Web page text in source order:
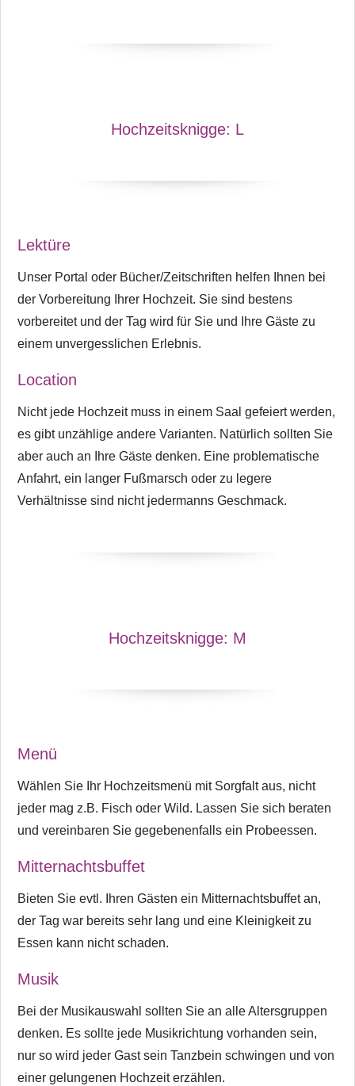
Hochzeitsknigge: L
Lektüre
Unser Portal oder Bücher/Zeitschriften helfen Ihnen bei
der Vorbereitung Ihrer Hochzeit. Sie sind bestens
vorbereitet und der Tag wird für Sie und Ihre Gäste zu
einem unvergesslichen Erlebnis.
Location
Nicht jede Hochzeit muss in einem Saal gefeiert werden,
es gibt unzählige andere Varianten. Natürlich sollten Sie
aber auch an Ihre Gäste denken. Eine problematische
Anfahrt, ein langer Fußmarsch oder zu legere
Verhältnisse sind nicht jedermanns Geschmack.
Hochzeitsknigge: M
Menü
Wählen Sie Ihr Hochzeitsmenü mit Sorgfalt aus, nicht
jeder mag z.B. Fisch oder Wild. Lassen Sie sich beraten
und vereinbaren Sie gegebenenfalls ein Probeessen.
Mitternachtsbuffet
Bieten Sie evtl. Ihren Gästen ein Mitternachtsbuffet an,
der Tag war bereits sehr lang und eine Kleinigkeit zu
Essen kann nicht schaden.
Musik
Bei der Musikauswahl sollten Sie an alle Altersgruppen
denken. Es sollte jede Musikrichtung vorhanden sein,
nur so wird jeder Gast sein Tanzbein schwingen und von
einer gelungenen Hochzeit erzählen.